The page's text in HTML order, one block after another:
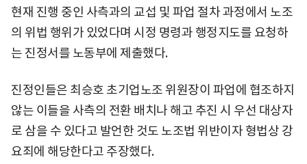
현재 진행 중인 사측과의 교섭 및 파업 절차 과정에서 노조
의 위법 행위가 있었다며 시정 명령과 행정지도를 요청하
는 진정서를 노동부에 제출했다.
진정인들은 최승호 초기업노조 위원장이 파업에 협조하지
않는 이들을 사측의 전환 배치나 해고 추진 시 우선 대상자
로 삼을 수 있다고 발언한 것도 노조법 위반이자 형법상 강
요죄에 해당한다고 주장했다.